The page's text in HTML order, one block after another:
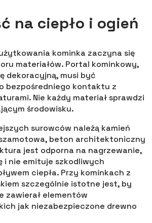
na ciepło i ogień
kominka zaczyna się
materiałów. Portal kominkowy,
dekoracyjną, musi być
bezpośredniego kontaktu z
Nie każdy materiał sprawdzi
środowisku.
surowców należą kamień
beton architektoniczny
jest odporna na nagrzewanie,
i nie emituje szkodliwych
ciepła. Przy kominkach z
szczególnie istotne jest, by
zawierał elementów
jak niezabezpieczone drewno